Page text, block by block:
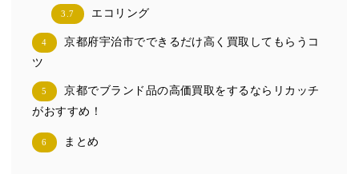
3.7 エコリング
4
京都府宇治市でできるだけ高く買取してもらうコ
ツ
5
京都でブランド品の高価買取をするならリカッチ
がおすすめ！
6 まとめ